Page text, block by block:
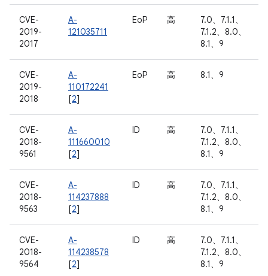
CVE-
2019-
2017
A-
121035711
EoP 高
7.0、7.1.1、
7.1.2、8.0、
8.1、9
CVE-
2019-
2018
A-
110172241
[2]
EoP 高 8.1、9
CVE-
2018-
9561
A-
111660010
[2]
ID 高
7.0、7.1.1、
7.1.2、8.0、
8.1、9
CVE-
2018-
9563
A-
114237888
[2]
ID 高
7.0、7.1.1、
7.1.2、8.0、
8.1、9
CVE-
2018-
9564
A-
114238578
[2]
ID 高
7.0、7.1.1、
7.1.2、8.0、
8.1、9